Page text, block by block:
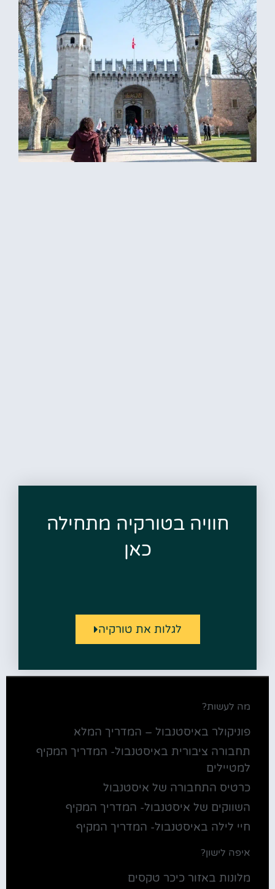
חוויה בטורקיה מתחילה
כאן
לגלות את טורקיה
מה לעשות?
פוניקולר באיסטנבול – המדריך המלא
תחבורה ציבורית באיסטנבול- המדריך המקיף
למטיילים
כרטיס התחבורה של איסטנבול
השווקים של איסטנבול- המדריך המקיף
חיי לילה באיסטנבול- המדריך המקיף
איפה לישון?
מלונות באזור כיכר טקסים